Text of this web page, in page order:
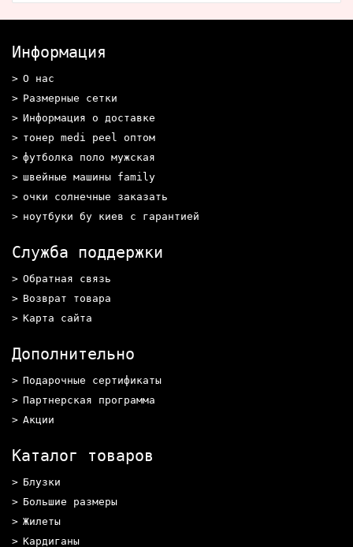
Информация
О нас
Размерные сетки
Информация о доставке
тонер medi peel оптом
футболка поло мужская
швейные машины family
очки солнечные заказать
ноутбуки бу киев с гарантией
Служба поддержки
Обратная связь
Возврат товара
Карта сайта
Дополнительно
Подарочные сертификаты
Партнерская программа
Акции
Каталог товаров
Блузки
Большие размеры
Жилеты
Кардиганы